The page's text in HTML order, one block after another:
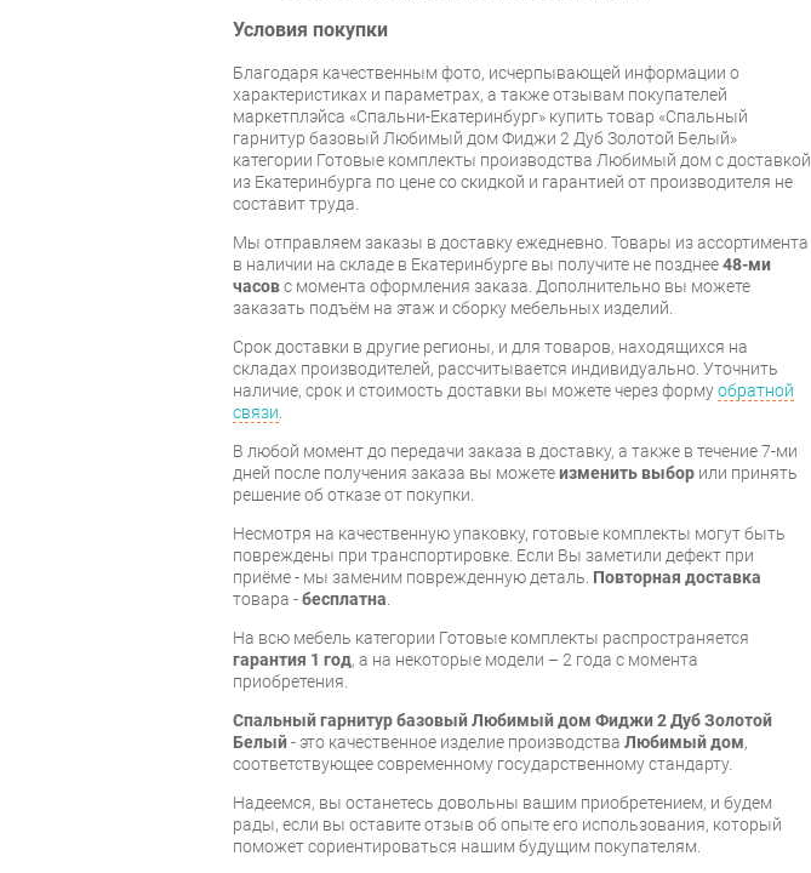
Условия покупки
Благодаря качественным фото, исчерпывающей информации о
характеристиках и параметрах, а также отзывам покупателей
маркетплэйса «Спальни-Екатеринбург» купить товар «Спальный
гарнитур базовый Любимый дом Фиджи 2 Дуб Золотой Белый»
категории Готовые комплекты производства Любимый дом с доставкой
из Екатеринбурга по цене со скидкой и гарантией от производителя не
составит труда.
Мы отправляем заказы в доставку ежедневно. Товары из ассортимента
в наличии на складе в Екатеринбурге вы получите не позднее48-ми
часовс момента оформления заказа. Дополнительно вы можете
заказать подъём на этаж и сборку мебельных изделий.
Срок доставки в другие регионы, и для товаров, находящихся на
складах производителей, рассчитывается индивидуально. Уточнить
наличие, срок и стоимость доставки вы можете через формуобратной
связи
В любой момент до передачи заказа в доставку, а также в течение 7-ми
дней после получения заказа вы можетеизменить выбор или принять
решение об отказе от покупки.
Несмотря на качественную упаковку, готовые комплекты могут быть
повреждены при транспортировке. Если Вы заметили дефект при
приёме - мы заменим поврежденную деталь. Повторная доставка
товара -бесплатна
На всю мебель категории Готовые комплекты распространяется
гарантия 1 год, а на некоторые модели – 2 года с момента
приобретения.
Спальный гарнитур базовый Любимый дом Фиджи 2 Дуб Золотой
Белый- это качественное изделие производства Любимый дом,
соответствующее современному государственному стандарту.
Надеемся, вы останетесь довольны вашим приобретением, и будем
рады, если вы оставите отзыв об опыте его использования, который
поможет сориентироваться нашим будущим покупателям.